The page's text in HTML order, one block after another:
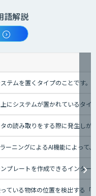
語解説
テムを置くタイプのことです
にシステムが置かれているタ
の読み取りをする際に発生しが
ーニングによるAI機能によって
プレートを作成できるインター
ている物体の位置を検出する「